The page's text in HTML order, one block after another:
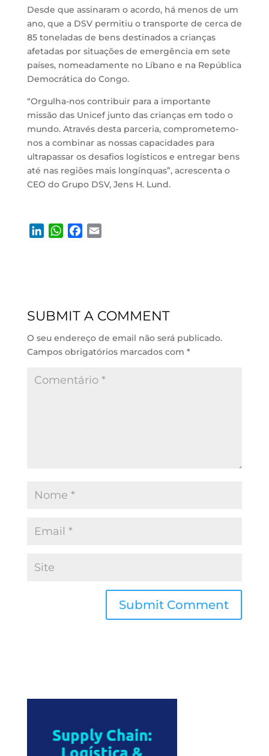
Desde que assinaram o acordo, há menos de um
ano, que a DSV permitiu o transporte de cerca de
85 toneladas de bens destinados a crianças
afetadas por situações de emergência em sete
países, nomeadamente no Líbano e na República
Democrática do Congo.
“Orgulha-nos contribuir para a importante
missão das Unicef junto das crianças em todo o
mundo. Através desta parceria, comprometemo-
nos a combinar as nossas capacidades para
ultrapassar os desafios logísticos e entregar bens
até nas regiões mais longínquas”, acrescenta o
CEO do Grupo DSV, Jens H. Lund.
I
W
p
o
SUBMIT A COMMENT
O seu endereço de email não será publicado.
Campos obrigatórios marcados com *